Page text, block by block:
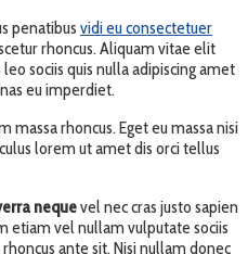
penatibus vidi eu consectetuer
rhoncus. Aliquam vitae elit
sociis quis nulla adipiscing amet
eu imperdiet.
rhoncus. Eget eu massa nisi
lorem ut amet dis orci tellus
nequevel nec cras justo sapien
etiam vel nullam vulputate sociis
ante sit. Nisi nullam donec